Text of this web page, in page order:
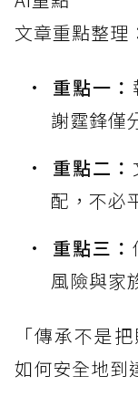
文章重點整理
重點一：
謝霆鋒僅
重點二：
配，不必
重點三：
風險與家
「傳承不是
如何安全地到